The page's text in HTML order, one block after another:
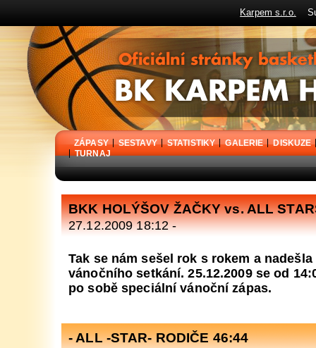
Karpem s.r.o.
BK Karpem Holýšov - oficiální stránky basketbalového klubu
ZÁPASY SESTAVY STATISTIKY GALERIE
DISKUZE
TURNAJ
BKK HOLÝŠOV ŽAČKY vs. ALL
27.12.2009 18:12 -
Tak se nám sešel rok s rokem a
vánočního setkání. 25.12.2009 se od
po sobě speciální vánoční zápas.
- ALL -STAR- RODIČE 46:44